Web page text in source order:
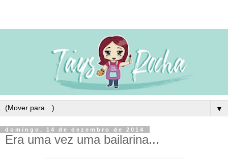
▼
domingo, 14 de dezembro de 2014
Era uma vez uma bailarina...